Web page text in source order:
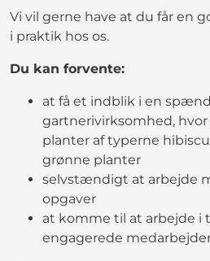
Vi vil gerne have at du får en
i praktik hos os.
Du kan forvente:
at få et indblik i en
gartnerivirksomhed,
planter af typerne
grønne planter
selvstændigt at arbejde
opgaver
at komme til at arbejde i
engagerede